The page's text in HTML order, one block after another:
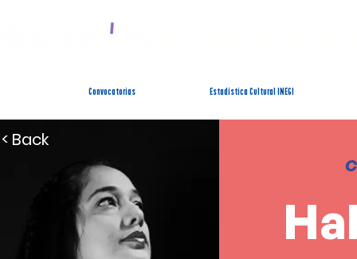
Convocatorias Estadística Cultural INEGI
< Back